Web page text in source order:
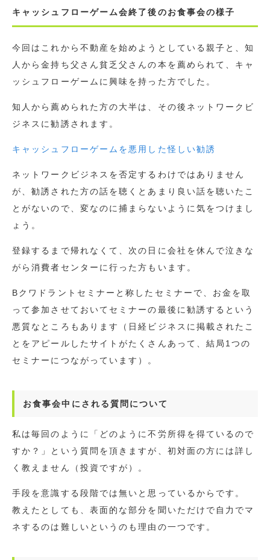
キャッシュフローゲーム会終了後のお食事会の様子
今回はこれから不動産を始めようとしている親子と、知
人から金持ち父さん貧乏父さんの本を薦められて、キャ
ッシュフローゲームに興味を持った方でした。
知人から薦められた方の大半は、その後ネットワークビ
ジネスに勧誘されます。
キャッシュフローゲームを悪用した怪しい勧誘
ネットワークビジネスを否定するわけではありません
が、勧誘された方の話を聴くとあまり良い話を聴いたこ
とがないので、変なのに捕まらないように気をつけまし
ょう。
登録するまで帰れなくて、次の日に会社を休んで泣きな
がら消費者センターに行った方もいます。
Bクワドラントセミナーと称したセミナーで、お金を取
って参加させておいてセミナーの最後に勧誘するという
悪質なところもあります（日経ビジネスに掲載されたこ
とをアピールしたサイトがたくさんあって、結局1つの
セミナーにつながっています）。
お食事会中にされる質問について
私は毎回のように「どのように不労所得を得ているので
すか？」という質問を頂きますが、初対面の方には詳し
く教えません（投資ですが）。
手段を意識する段階では無いと思っているからです。
教えたとしても、表面的な部分を聞いただけで自力でマ
ネするのは難しいというのも理由の一つです。